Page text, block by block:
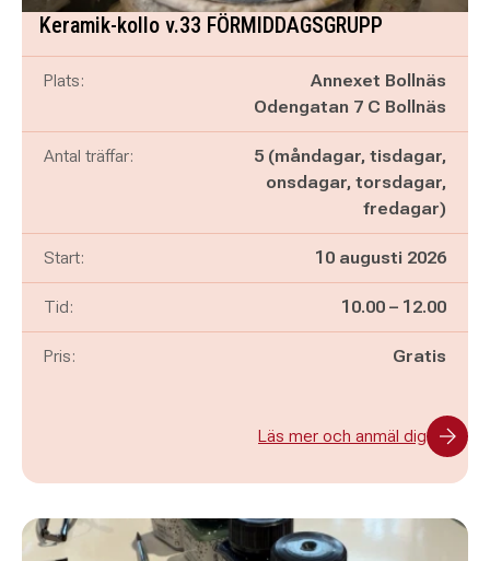
Keramik-kollo v.33 FÖRMIDDAGSGRUPP
Plats:
Annexet Bollnäs
Odengatan 7 C Bollnäs
Antal träffar:
5 (måndagar, tisdagar,
onsdagar, torsdagar,
fredagar)
Start: 10 augusti 2026
Tid: Pågår mellan
10.00 – och
12.00
Pris: Gratis
Läs mer och anmäl dig